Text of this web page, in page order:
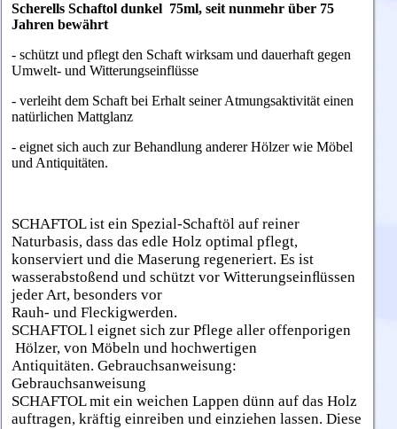
Scherells Schaftol dunkel 75ml, seit nunmehr über 75
Jahren bewährt
- schützt und pflegt den Schaft wirksam und dauerhaft gegen
Umwelt- und Witterungseinflüsse
- verleiht dem Schaft bei Erhalt seiner Atmungsaktivität einen
natürlichen Mattglanz
- eignet sich auch zur Behandlung anderer Hölzer wie Möbel
und Antiquitäten.
SCHAFTOL ist ein Spezial-Schaftöl auf reiner
Naturbasis, dass das edle Holz optimal pflegt,
konserviert und die Maserung regeneriert. Es ist
wasserabstoßend und schützt vor Witterungseinﬂüssen
jeder Art, besonders vor
Rauh- und Fleckigwerden.
SCHAFTOL l eignet sich zur Pflege aller offenporigen
Hölzer, von Möbeln und hochwertigen
Antiquitäten. Gebrauchsanweisung:
Gebrauchsanweisung
SCHAFTOL mit ein weichen Lappen dünn auf das Holz
auftragen, kräftig einreiben und einziehen lassen. Diese